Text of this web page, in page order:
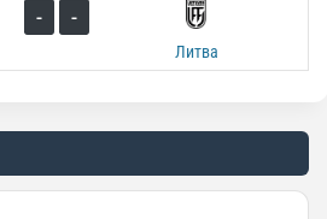
- -
Литва